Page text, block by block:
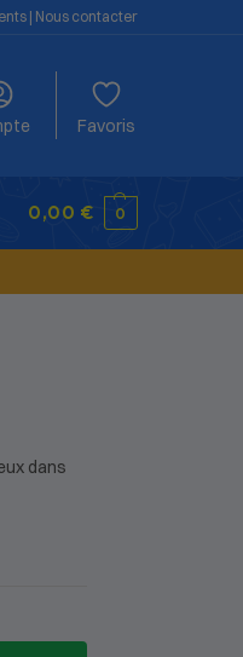
| Nous contacter
Favoris
0,00 € 0
dans